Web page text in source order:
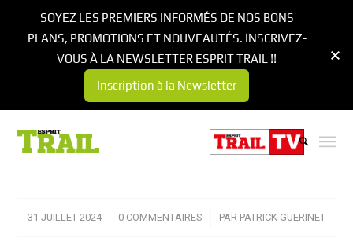
31 JUILLET 2024
/ 0 COMMENTAIRES
/ PAR PATRICK GUERINET
SOYEZ LES PREMIERS INFORMÉS DE NOS BONS
PLANS, PROMOTIONS ET NOUVEAUTÉS. INSCRIVEZ-
VOUS À LA NEWSLETTER ESPRIT TRAIL !!
Inscription à la Newsletter